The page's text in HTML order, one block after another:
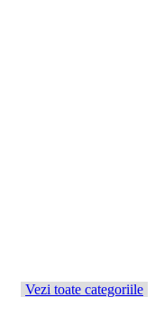
Vezi toate categoriile